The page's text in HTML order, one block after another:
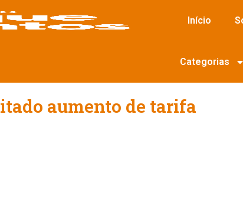
Início
Categorias
aumento de tarifa